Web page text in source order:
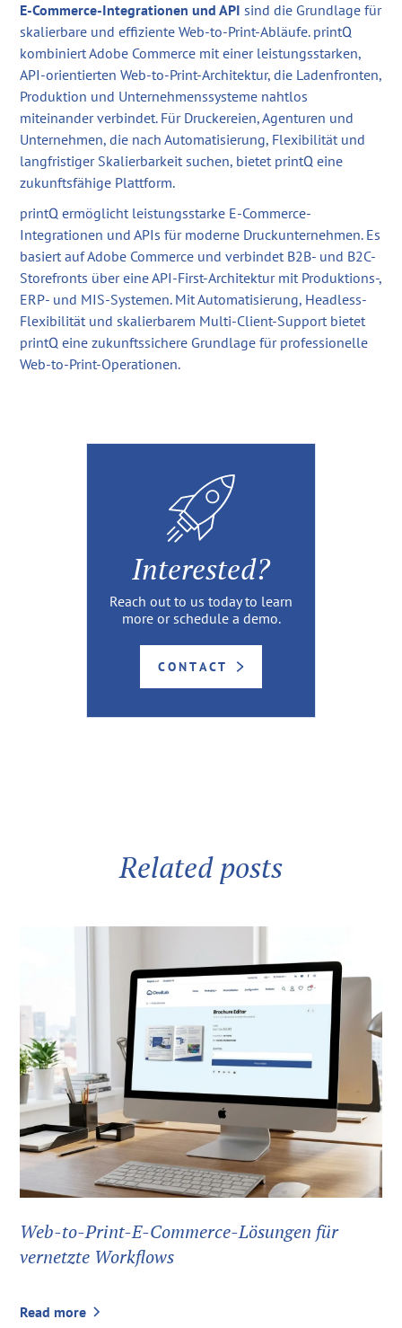
E-Commerce-Integrationen und API sind die Grundlage für
skalierbare und effiziente Web-to-Print-Abläufe. printQ
kombiniert Adobe Commerce mit einer leistungsstarken,
API-orientierten Web-to-Print-Architektur, die Ladenfronten,
Produktion und Unternehmenssysteme nahtlos
miteinander verbindet. Für Druckereien, Agenturen und
Unternehmen, die nach Automatisierung, Flexibilität und
langfristiger Skalierbarkeit suchen, bietet printQ eine
zukunftsfähige Plattform.
printQ ermöglicht leistungsstarke E-Commerce-
Integrationen und APIs für moderne Druckunternehmen. Es
basiert auf Adobe Commerce und verbindet B2B- und B2C-
Storefronts über eine API-First-Architektur mit Produktions-,
ERP- und MIS-Systemen. Mit Automatisierung, Headless-
Flexibilität und skalierbarem Multi-Client-Support bietet
printQ eine zukunftssichere Grundlage für professionelle
Web-to-Print-Operationen.
Interested?
Reach out to us today to learn
more or schedule a demo.
CONTACT
Related posts
Web-to-Print-E-Commerce-Lösungen für
vernetzte Workflows
Read more